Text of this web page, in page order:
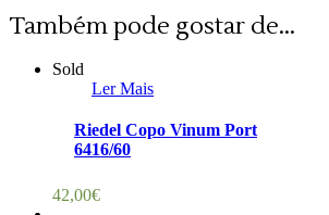
Também pode gostar de...
Sold
Ler Mais
Riedel Copo Vinum Port
6416/60
42,00€